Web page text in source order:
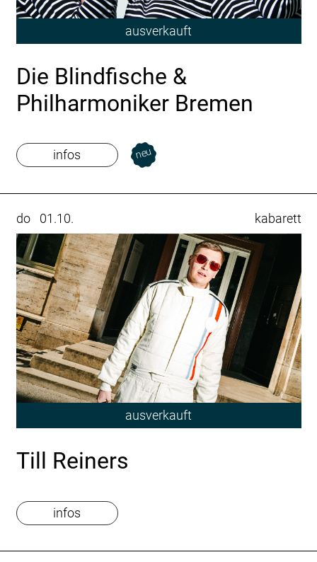
ausverkauft
Die Blindfische &
Philharmoniker Bremen
infos neu
do 01.10. kabarett
ausverkauft
Till Reiners
infos